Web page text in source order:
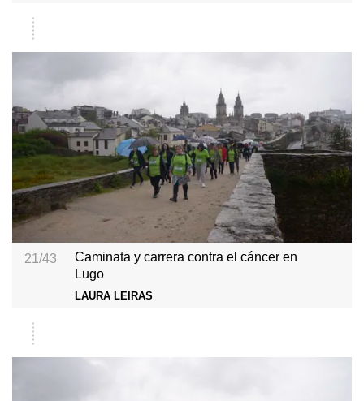
21/43
Caminata y carrera contra el cáncer en
Lugo
LAURA LEIRAS